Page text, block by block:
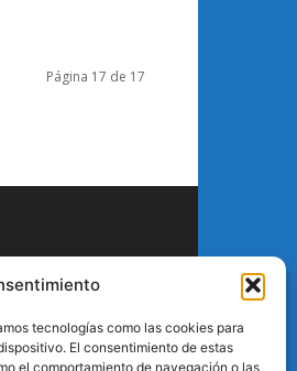
tecnologías como las cookies para
El consentimiento de estas
el comportamiento de navegación o las
Página 17 de 17